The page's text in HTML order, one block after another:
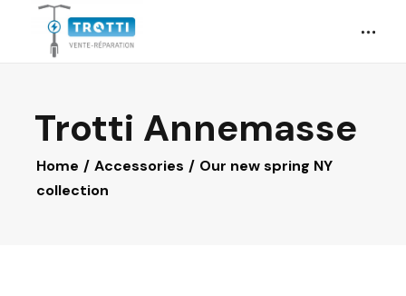
Trotti Annemasse
Home Accessories
Our new spring NY
collection